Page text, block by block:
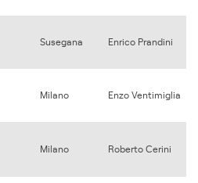
Susegana Enrico Prandini
Milano Enzo Ventimiglia
Milano Roberto Cerini